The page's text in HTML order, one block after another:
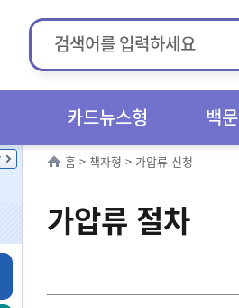
카드뉴스형 백
홈 > 책자형 > 가압류 신청
가압류 절차